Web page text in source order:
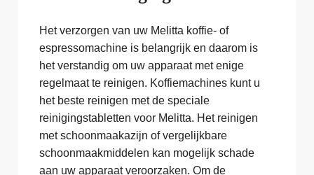
Het verzorgen van uw Melitta koffie- of
espressomachine is belangrijk en daarom is
het verstandig om uw apparaat met enige
regelmaat te reinigen. Koffiemachines kunt u
het beste reinigen met de speciale
reinigingstabletten voor Melitta. Het reinigen
met schoonmaakazijn of vergelijkbare
schoonmaakmiddelen kan mogelijk schade
aan uw apparaat veroorzaken. Om de